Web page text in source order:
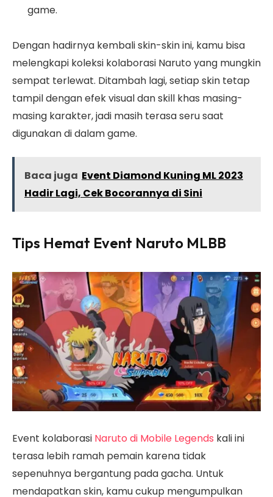
game.
Dengan hadirnya kembali skin-skin ini, kamu bisa
melengkapi koleksi kolaborasi Naruto yang mungkin
sempat terlewat. Ditambah lagi, setiap skin tetap
tampil dengan efek visual dan skill khas masing-
masing karakter, jadi masih terasa seru saat
digunakan di dalam game.
Baca juga Event Diamond Kuning ML 2023
Hadir Lagi, Cek Bocorannya di Sini
Tips Hemat Event Naruto MLBB
Event kolaborasi Naruto di Mobile Legends kali ini
terasa lebih ramah pemain karena tidak
sepenuhnya bergantung pada gacha. Untuk
mendapatkan skin, kamu cukup mengumpulkan